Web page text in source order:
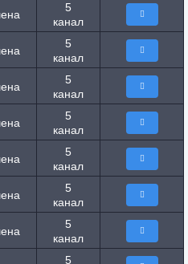
5
канал
5
канал
5
канал
5
канал
5
канал
5
канал
5
канал
5